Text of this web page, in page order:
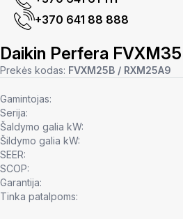
+370 641 88 888
Daikin Perfera
Prekės kodas: FVXM25B / RXM25A9
Gamintojas:
Serija:
Šaldymo galia kW:
Šildymo galia kW:
SEER:
SCOP:
Garantija:
Tinka patalpoms: